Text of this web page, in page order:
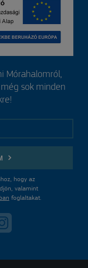
Mórahalomról,
sok minden
hogy az
valamint
foglaltakat.